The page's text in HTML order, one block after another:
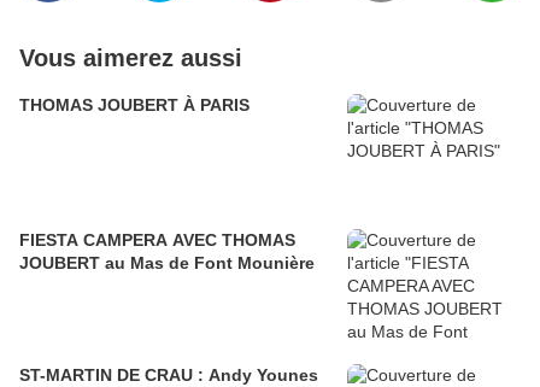
Vous aimerez aussi
THOMAS JOUBERT À PARIS
FIESTA CAMPERA AVEC THOMAS
JOUBERT au Mas de Font Mounière
ST-MARTIN DE CRAU : Andy Younes